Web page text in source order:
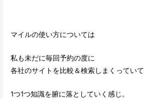
マイルの使い方については
私も未だに毎回予約の度に
各社のサイトを比較＆検索しまくっていて
1つ1つ知識を腑に落としていく感じ。